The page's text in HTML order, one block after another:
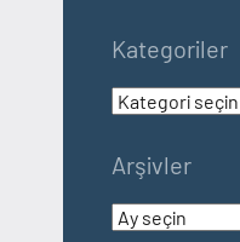
Kategoriler
Kategoriler
Arşivler
Arşivler